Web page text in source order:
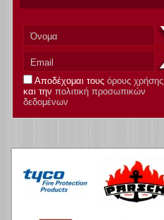
Αποδέχομαι τους όρους χρήσης
και την πολιτική προσωπικών
δεδομένων